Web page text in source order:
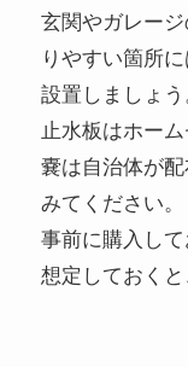
玄関やガレー
りやすい箇所
設置しましょう
止水板はホー
嚢は自治体が
みてください。
事前に購入し
想定しておくと